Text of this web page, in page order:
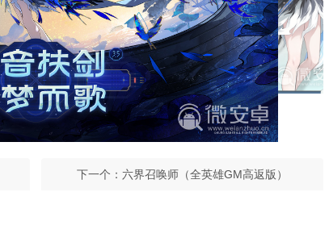
下一个：六界召唤师（全英雄GM高返版）